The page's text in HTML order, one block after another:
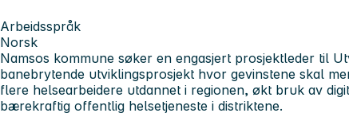
Arbeidsspråk
Norsk
Namsos kommune søker en engasjert prosjektleder til
banebrytende utviklingsprosjekt hvor gevinstene skal
flere helsearbeidere utdannet i regionen, økt bruk av
bærekraftig offentlig helsetjeneste i distriktene.